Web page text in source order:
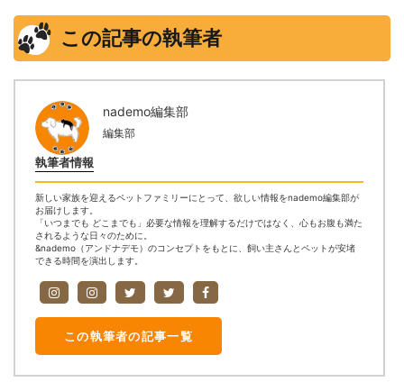
この記事の執筆者
執筆者情報
nademo編集部
編集部
新しい家族を迎えるペットファミリーにとって、欲しい情報をnademo編集部が
お届けします。
「いつまでも どこまでも」必要な情報を理解するだけではなく、心もお腹も満た
されるような日々のために。
&nademo（アンドナデモ）のコンセプトをもとに、飼い主さんとペットが安堵
できる時間を演出します。
この執筆者の記事一覧